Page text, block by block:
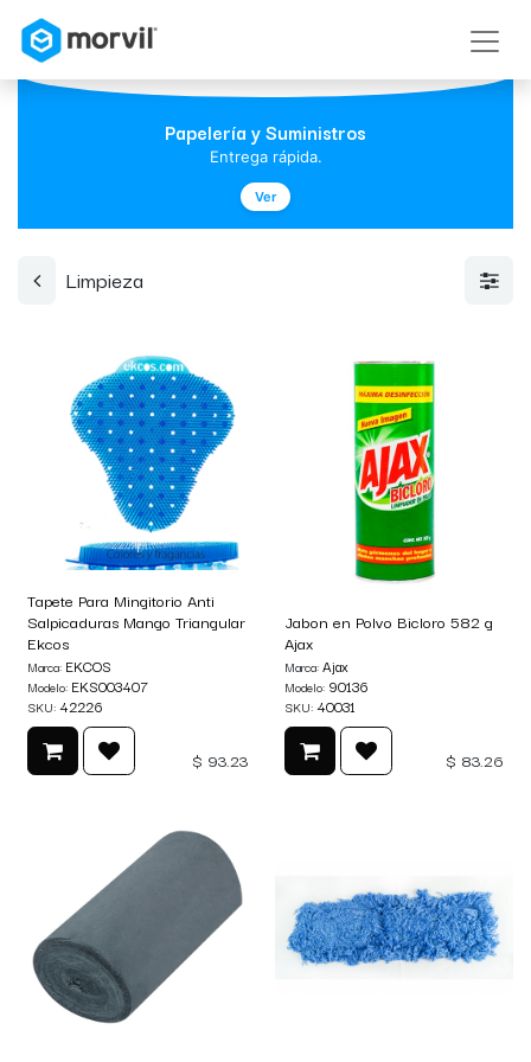
Papelería y Suministros
Entrega rápida.
Ver
Limpieza
Tapete Para Mingitorio Anti
Salpicaduras Mango Triangular
Ekcos
Marca: EKCOS
Modelo: EKS003407
SKU:42226
$ 93.23
Jabon en Polvo Bicloro 582 g
Ajax
Marca:Ajax
Modelo: 90136
SKU:40031
$ 83.26